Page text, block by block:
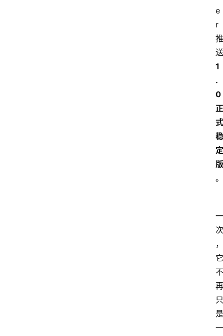
e
r
推
1
.
0
正
式
稳
定
版
。
一
次
，
它
不
再
只
是
一